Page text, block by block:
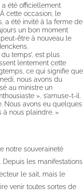
été officiellement
cette occasion, le
a été invité à la ferme de
un bon moment
être à nouveau le
temps’, est plus
lentement cette
ce qui signifie que
nous avons du
au ministre un
», s’amuse-t-il.
Nous avons eu quelques
à nous plaindre. »
notre souveraineté
les manifestations
le sait, mais le
venir toutes sortes de